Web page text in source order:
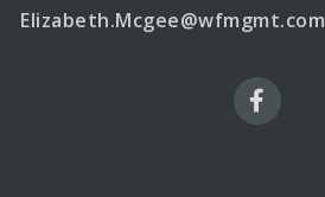
Elizabeth.Mcgee@wfmgmt.com